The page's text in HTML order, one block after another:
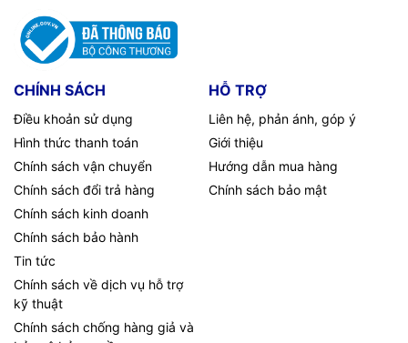
CHÍNH SÁCH
Điều khoản sử dụng
Hình thức thanh toán
Chính sách vận chuyển
Chính sách đổi trả hàng
Chính sách kinh doanh
Chính sách bảo hành
Tin tức
Chính sách về dịch vụ hỗ trợ
kỹ thuật
Chính sách chống hàng giả và
HỖ TRỢ
Liên hệ, phản ánh, góp ý
Giới thiệu
Hướng dẫn mua hàng
Chính sách bảo mật